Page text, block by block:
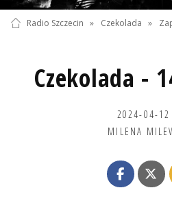
Radio Szczecin » Czekolada »
Czekolada -
2024-04-12
MILENA